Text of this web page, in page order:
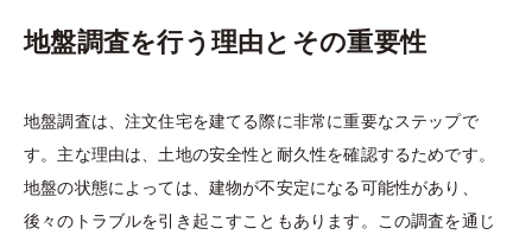
地盤調査を行う理由とその重要性
地盤調査は、注文住宅を建てる際に非常に重要なステップで
す。主な理由は、土地の安全性と耐久性を確認するためです。
地盤の状態によっては、建物が不安定になる可能性があり、
後々のトラブルを引き起こすこともあります。この調査を通じ